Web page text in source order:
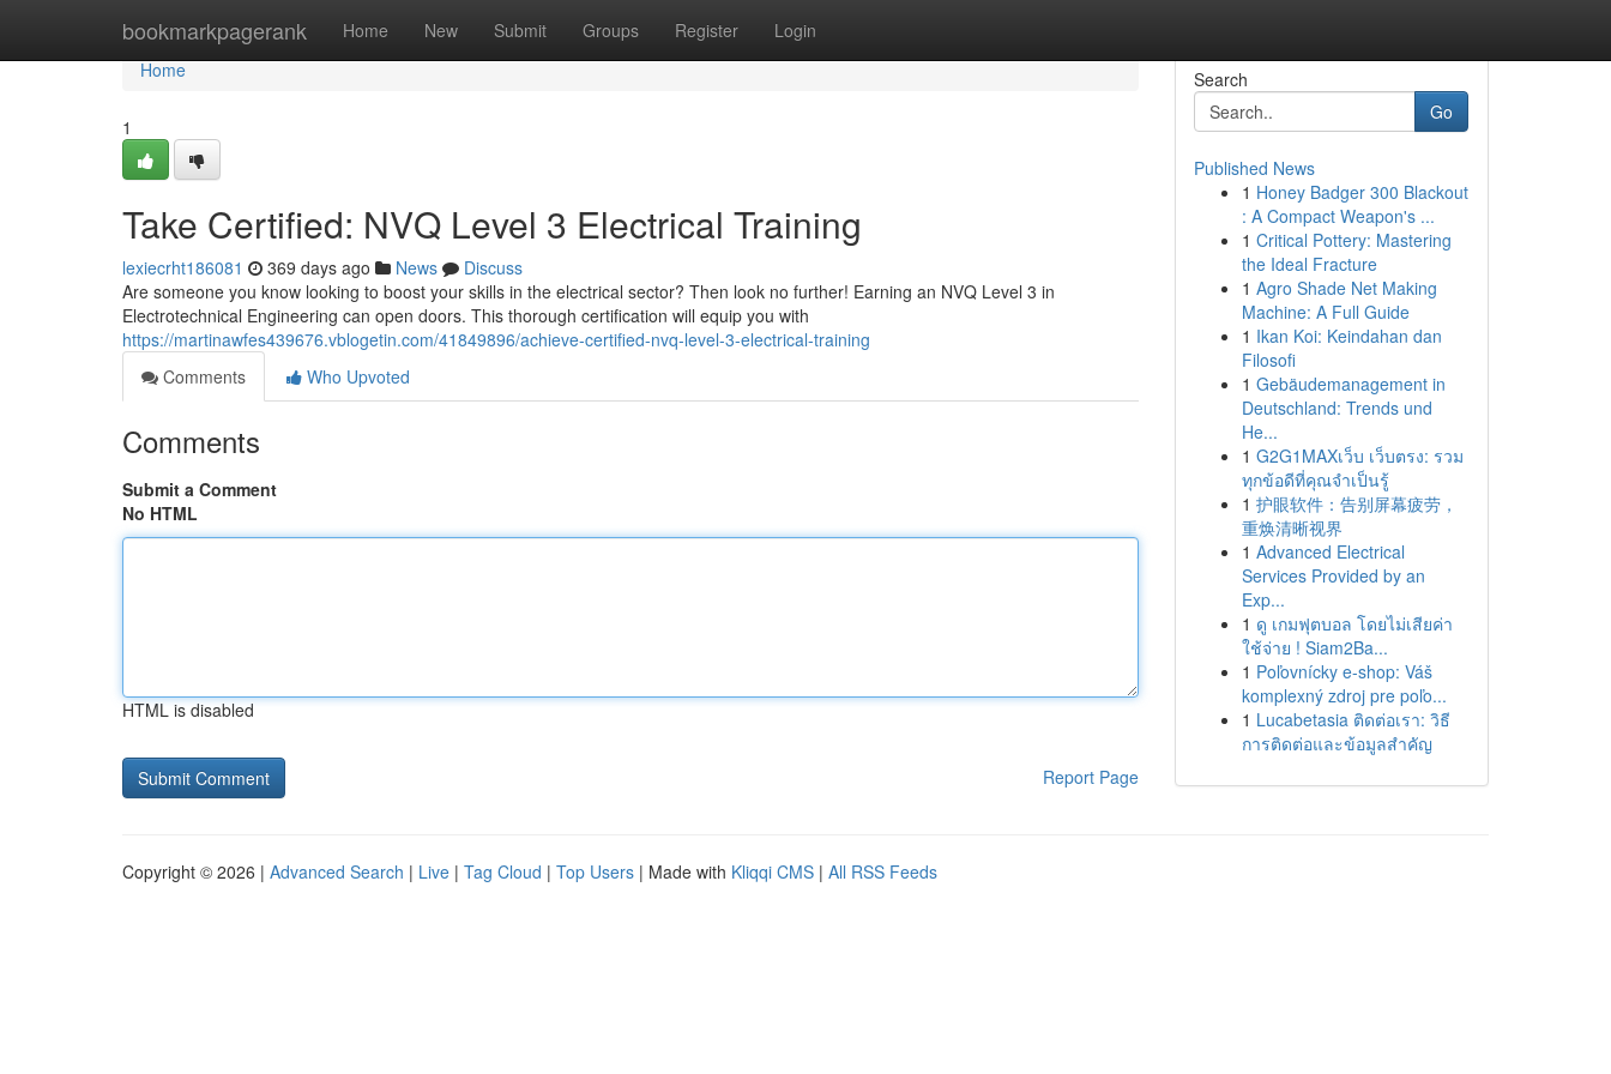
bookmarkpagerank Home New Submit Groups Register Login
Home
Home
1
Take Certified: NVQ Level 3 Electrical Training
lexiecrht186081 369 days ago News
Discuss
Are someone you know looking to boost your skills in the electrical sector? Then look no further! Earning an NVQ Level 3 in
Electrotechnical Engineering can open doors. This thorough certification will equip you with
https://martinawfes439676.vblogetin.com/41849896/achieve-certified-nvq-level-3-electrical-training
Comments
Who Upvoted
Comments
Submit a Comment
No HTML
HTML is disabled
Report Page
Search
Go
Published News
1 Honey Badger 300 Blackout
: A Compact Weapon's ...
1 Critical Pottery: Mastering
the Ideal Fracture
1 Agro Shade Net Making
Machine: A Full Guide
1 Ikan Koi: Keindahan dan
Filosofi
1 Gebäudemanagement in
Deutschland: Trends und
He...
1 G2G1MAXเว็บ เว็บตรง: รวม
ทุกข้อดีที่คุณจำเป็นรู้
1 护眼软件：告别屏幕疲劳，
重焕清晰视界
1 Advanced Electrical
Services Provided by an
Exp...
1 ดู เกมฟุตบอล โดยไม่เสียค่า
ใช้จ่าย ! Siam2Ba...
1 Poľovnícky e-shop: Váš
komplexný zdroj pre poľo...
1 Lucabetasia ติดต่อเรา: วิธี
การติดต่อและข้อมูลสำคัญ
Copyright © 2026 | Advanced Search | Live | Tag Cloud | Top Users | Made with Kliqqi CMS | All RSS Feeds